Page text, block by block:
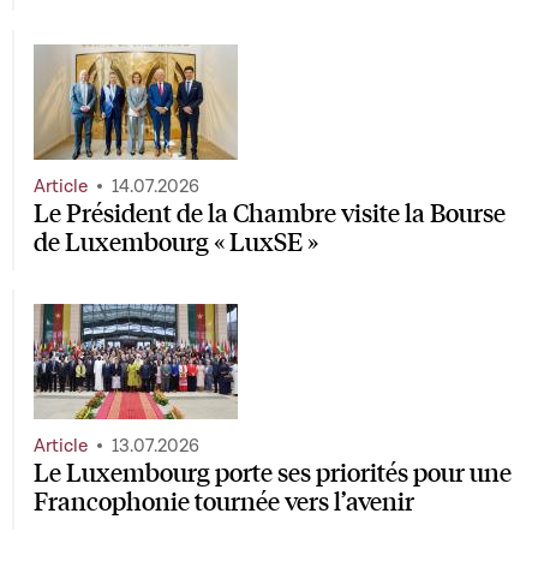
Le Président de la Chambre visite la Bourse
de Luxembourg « LuxSE »
Article 14.07.2026
Le Luxembourg porte ses priorités pour une
Francophonie tournée vers l’avenir
Article 13.07.2026